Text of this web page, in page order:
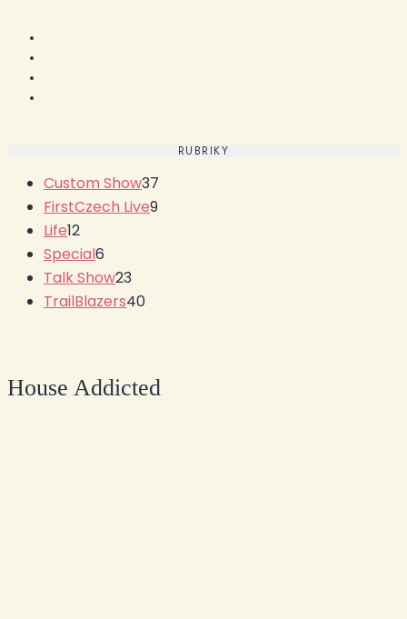
RUBRIKY
Custom Show37
FirstCzech Live9
Life12
Special6
Talk Show23
TrailBlazers40
House Addicted